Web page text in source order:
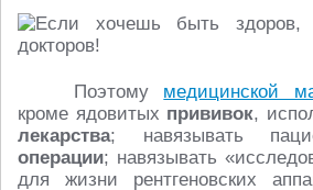
Поэтому медицинской
кроме ядовитых прививок,
лекарства; навязывать
операции; навязывать
для жизни рентгеновских